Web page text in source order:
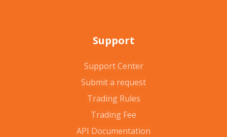
Support
Support Center
Submit a request
Trading Rules
Trading Fee
API Documentation